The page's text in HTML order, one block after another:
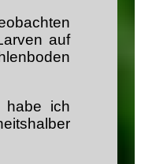
auf
habe ich